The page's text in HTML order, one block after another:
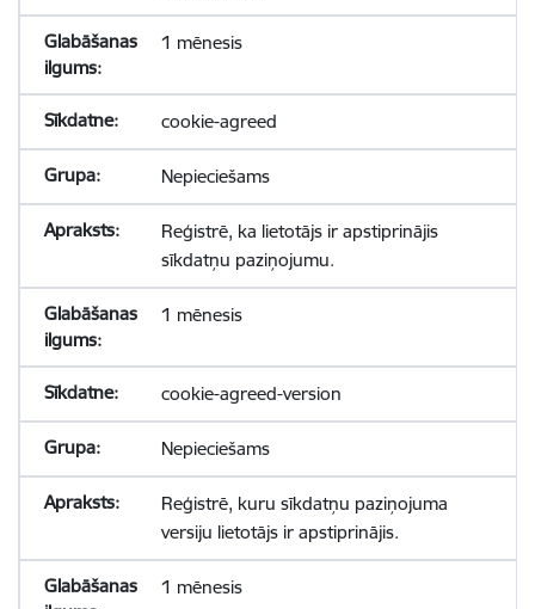
1 mēnesis
cookie-agreed
Nepieciešams
Reģistrē, ka lietotājs ir apstiprinājis
sīkdatņu paziņojumu.
1 mēnesis
cookie-agreed-version
Nepieciešams
Reģistrē, kuru sīkdatņu paziņojuma
versiju lietotājs ir apstiprinājis.
1 mēnesis